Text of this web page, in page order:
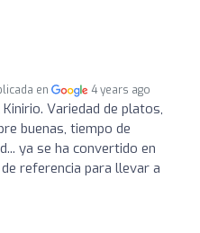
en 4 years ago
Kinirio. Variedad de platos,
buenas, tiempo de
ya se ha convertido en
referencia para llevar a